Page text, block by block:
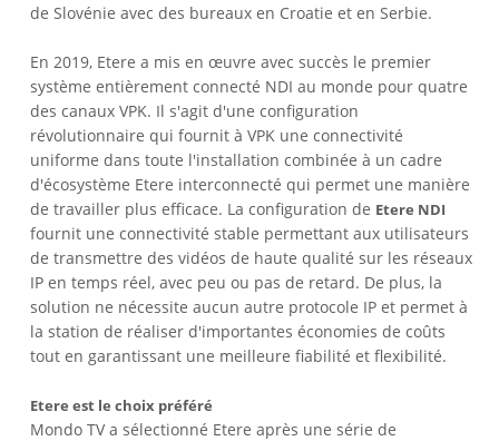
de Slovénie avec des bureaux en Croatie et en Serbie.
En 2019, Etere a mis en œuvre avec succès le premier
système entièrement connecté NDI au monde pour quatre
des canaux VPK. Il s'agit d'une configuration
révolutionnaire qui fournit à VPK une connectivité
uniforme dans toute l'installation combinée à un cadre
d'écosystème Etere interconnecté qui permet une manière
de travailler plus efficace. La configuration de Etere NDI
fournit une connectivité stable permettant aux utilisateurs
de transmettre des vidéos de haute qualité sur les réseaux
IP en temps réel, avec peu ou pas de retard. De plus, la
solution ne nécessite aucun autre protocole IP et permet à
la station de réaliser d'importantes économies de coûts
tout en garantissant une meilleure fiabilité et flexibilité.
Etere est le choix préféré
Mondo TV a sélectionné Etere après une série de